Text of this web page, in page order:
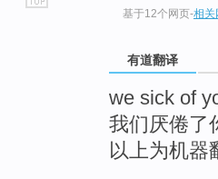
基于12个网页-相关
有道翻译
we sick of
我们厌倦了
以上为机器